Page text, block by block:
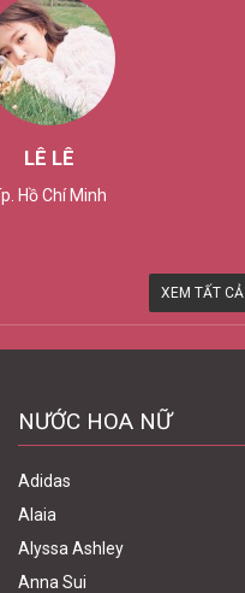
XEM TẤT CẢ
NƯỚC HOA NỮ
Adidas
Alaia
Alyssa Ashley
Anna Sui